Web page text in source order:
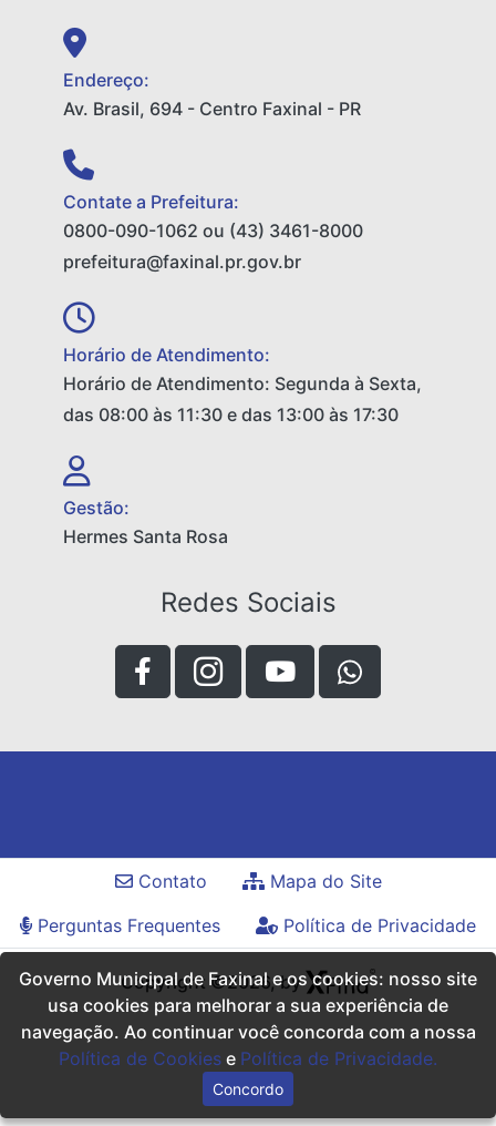
Endereço:
Av. Brasil, 694 - Centro Faxinal - PR
Contate a Prefeitura:
0800-090-1062 ou (43) 3461-8000
prefeitura@faxinal.pr.gov.br
Horário de Atendimento:
Horário de Atendimento: Segunda à Sexta,
das 08:00 às 11:30 e das 13:00 às 17:30
Gestão:
Hermes Santa Rosa
Redes Sociais
Contato
Mapa do Site
Perguntas Frequentes
Política de Privacidade
Copyright ©2026, by
Governo Municipal de Faxinal e os cookies: nosso site
usa cookies para melhorar a sua experiência de
navegação. Ao continuar você concorda com a nossa
Política de Cookies e Política de Privacidade.
Concordo